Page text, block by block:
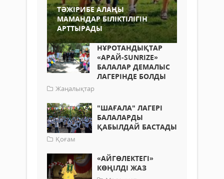
ТӘЖІРИБЕ АЛАҢЫ
МАМАНДАР БІЛІКТІЛІГІН
АРТТЫРАДЫ
НҰРОТАНДЫҚТАР
«АРАЙ-SUNRIZE»
БАЛАЛАР ДЕМАЛЫС
ЛАГЕРІНДЕ БОЛДЫ
Жаңалықтар
"ШАҒАЛА" ЛАГЕРІ
БАЛАЛАРДЫ
ҚАБЫЛДАЙ БАСТАДЫ
Қоғам
«АЙГӨЛЕКТЕГІ»
КӨҢІЛДІ ЖАЗ